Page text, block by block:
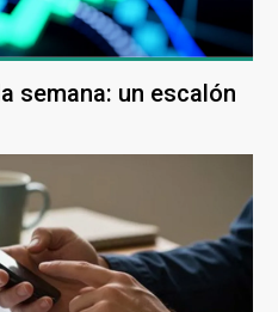
semana: un escalón